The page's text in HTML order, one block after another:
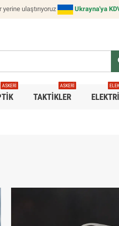
ulaştırıyoruz Ukrayna'ya
ASKERI
TAKTIKLER
ASKERI